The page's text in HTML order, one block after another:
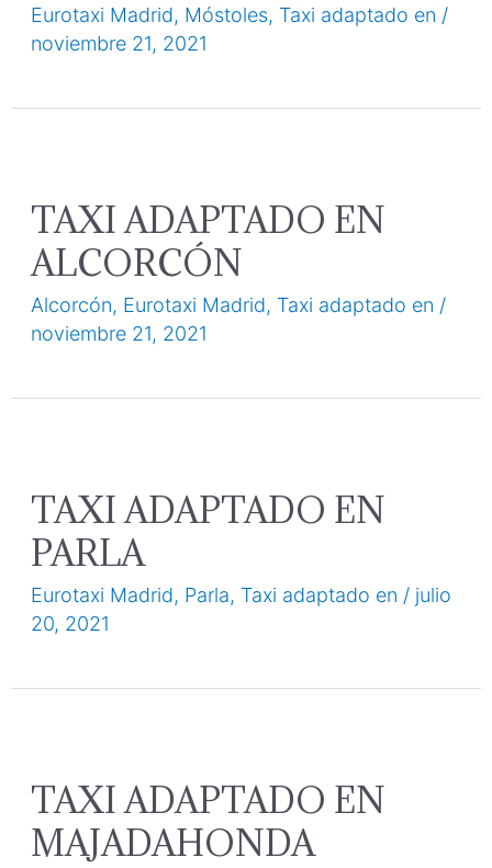
Eurotaxi Madrid, Móstoles, Taxi adaptado en /
noviembre 21, 2021
TAXI ADAPTADO EN
ALCORCÓN
Alcorcón, Eurotaxi Madrid, Taxi adaptado en /
noviembre 21, 2021
TAXI ADAPTADO EN
PARLA
Eurotaxi Madrid, Parla, Taxi adaptado en / julio
20, 2021
TAXI ADAPTADO EN
MAJADAHONDA